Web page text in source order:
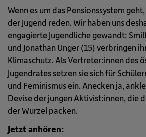
Wenn es um das Pensionssystem
der Jugend reden. Wir haben uns
engagierte Jugendliche gewandt:
und Jonathan Unger (15) verbringen
Klimaschutz. Als Vertreter:innen des
Jugendrates setzen sie sich für
und Feminismus ein. Anecken ja,
Devise der jungen Aktivist:innen, die
der Wurzel packen.
Jetzt anhören: